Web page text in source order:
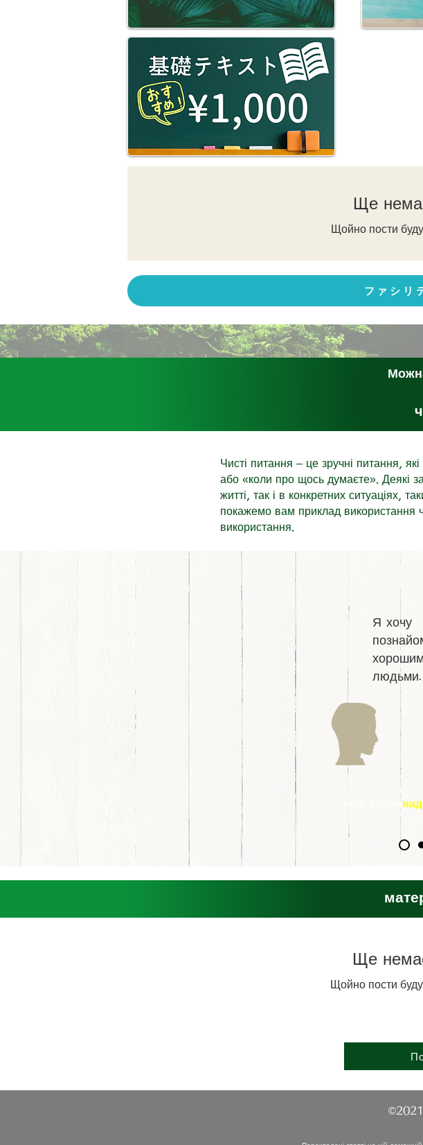
Ще
Щойно пости
ファシリ
Чисті питання – це зручні питання,
або «коли про щось думаєте». Деякі
житті, так і в конкретних ситуаціях,
покажемо вам приклад використання
використання.
Я хочу
людьми.
чиїсь власні
Ще
Щойно пости
©︎2021